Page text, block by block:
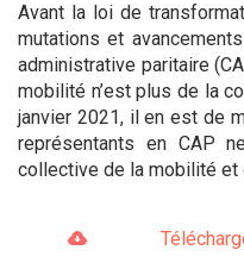
Avant la loi de
mutations et
administrative paritaire
mobilité n’est plus de la
janvier 2021, il en est de
représentants en CAP
collective de la mobilité et